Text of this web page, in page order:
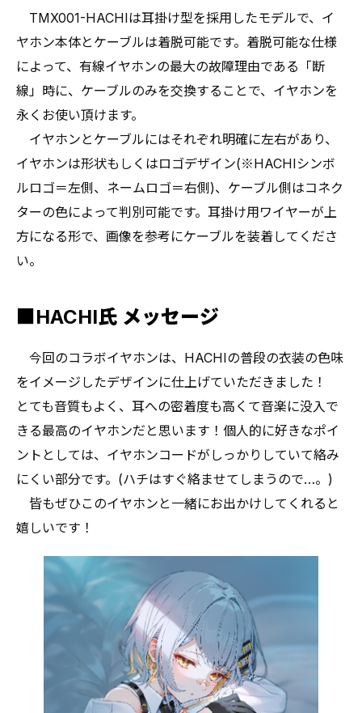
TMX001-HACHIは耳掛け型を採用したモデルで、イ
ヤホン本体とケーブルは着脱可能です。着脱可能な仕様
によって、有線イヤホンの最大の故障理由である「断
線」時に、ケーブルのみを交換することで、イヤホンを
永くお使い頂けます。
イヤホンとケーブルにはそれぞれ明確に左右があり、
イヤホンは形状もしくはロゴデザイン(※HACHIシンボ
ルロゴ＝左側、ネームロゴ＝右側)、ケーブル側はコネク
ターの色によって判別可能です。耳掛け用ワイヤーが上
方になる形で、画像を参考にケーブルを装着してくださ
い。
■HACHI氏 メッセージ
今回のコラボイヤホンは、HACHIの普段の衣装の色味
をイメージしたデザインに仕上げていただきました！
とても音質もよく、耳への密着度も高くて音楽に没入で
きる最高のイヤホンだと思います！個人的に好きなポイ
ントとしては、イヤホンコードがしっかりしていて絡み
にくい部分です。(ハチはすぐ絡ませてしまうので…。)
皆もぜひこのイヤホンと一緒にお出かけしてくれると
嬉しいです！